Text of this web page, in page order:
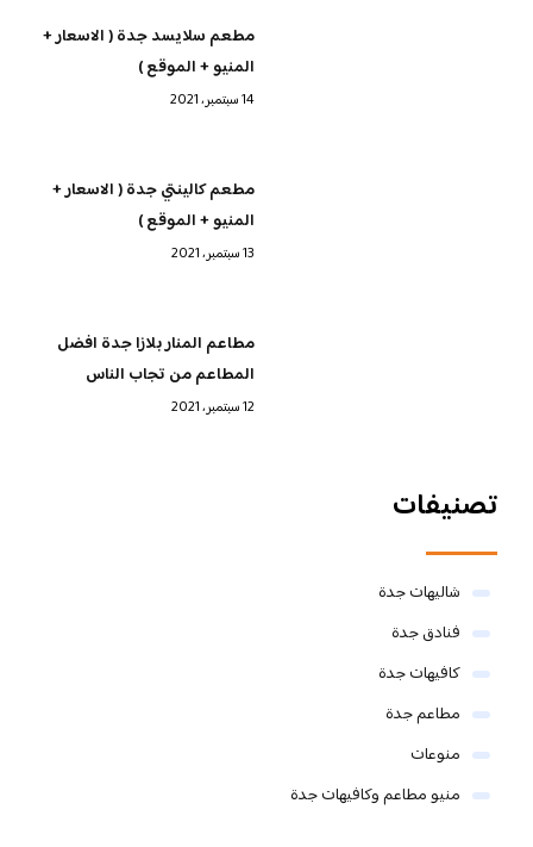
مطعم سلايسد جدة ( الاسعار +
المنيو + الموقع )
14 سبتمبر، 2021
مطعم كالينتي جدة ( الاسعار +
المنيو + الموقع )
13 سبتمبر، 2021
مطاعم المنار بلازا جدة افضل
المطاعم من تجاب الناس
12 سبتمبر، 2021
تصنيفات
شاليهات جدة
فنادق جدة
كافيهات جدة
مطاعم جدة
منوعات
منيو مطاعم وكافيهات جدة